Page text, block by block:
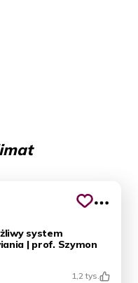
system
| prof. Szymon
1,2 tys.